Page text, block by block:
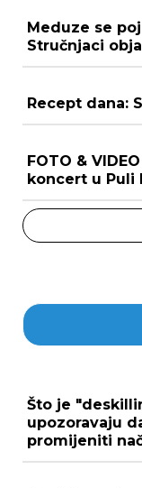
Meduze se
Stručnjaci
Recept dana:
FOTO &
koncert u Puli
Što je
upozoravaju
promijeniti